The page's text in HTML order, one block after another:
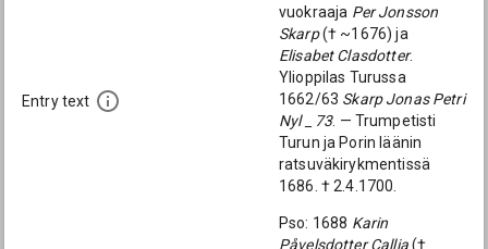
Entry text
vuokraaja Per Jonsson
Skarp(† ~1676) ja
Elisabet Clasdotter.
Ylioppilas Turussa
1662/63 Skarp Jonas Petri
Nyl _ 73. — Trumpetisti
Turun ja Porin läänin
ratsuväkirykmentissä
1686. † 2.4.1700.
Pso: 1688 Karin
Påvelsdotter Callia(†